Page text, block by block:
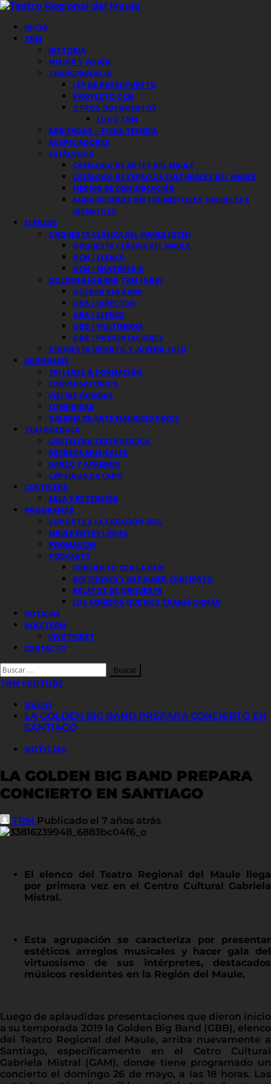
Saltar
contenido
Menú
principal
INICIO
TRM
HISTORIA
MISIÓN Y VISIÓN
TRANSPARENCIA
LEY DE PRESUPUESTO
PROYECTO OCM
OTROS DOCUMENTOS
LOGO TRM
ARRIENDOS – FICHA TÉCNICA
AUSPICIADORES
CATÁLOGOS
CATÁLOGO DE ARTES DEL MAULE
CATÁLOGO DE ESPACIOS CULTURALES DEL MAULE
MEDIOS DE COMUNICACIÓN
AGRUPACIONES INSTRUMENTALES JUVENILES E
INFANTILES
ELENCOS
ORQUESTA CLÁSICA DEL MAULE (OCM)
ORQUESTA CLÁSICA DEL MAULE
OCM / ELENCO
OCM / MULTIMEDIA
GOLDEN BIG BAND TRM (GBB)
GOLDEN BIG BAND
GBB / DIRECTOR
GBB / ELENCO
GBB / MULTIMEDIA
GBB / PRESENTACIONES
ORQUESTA INFANTIL Y JUVENIL (OIJ)
AUDIENCIAS
TALLERES & FORMACIÓN
CONVERSATORIOS
VISITAS GUIADAS
COMUNIDAD
GALERIA DE ARTE MAURICIO FROIS
TEATROEDUCA
CARTELERA TEATROEDUCA
RECREOS MUSICALES
DANZO Y APRENDO
CÁPSULAS DA CAPO
CARTELERA
SALA Y EXTENSIÓN
PROGRAMAS
SOPORTE A LA CREACIÓN 2026
MAULE ENTRE LÍNEAS
PROMAUCAE
PODCASTS
CONCIERTO CON LA OCM
BEETHOVEN Y MI PRIMER CONCIERTO
RELATOS DE ORQUESTA
LOS SONIDOS QUE NOS TRANSFORMAN
NOTICIAS
BOLETERÍA
VIVOTICKET
CONTACTO
Buscar
por:
TRM YOUTUBE
Inicio
LA GOLDEN BIG BAND PREPARA CONCIERTO EN
SANTIAGO
NOTICIAS
LA GOLDEN BIG BAND PREPARA
CONCIERTO EN SANTIAGO
TRM Publicado el 7 años atrás
El elenco del Teatro Regional del Maule llega
por primera vez en el Centro Cultural Gabriela
Mistral.
Esta agrupación se caracteriza por presentar
estéticos arreglos musicales y hacer gala del
virtuosismo de sus intérpretes, destacados
músicos residentes en la Región del Maule.
Luego de aplaudidas presentaciones que dieron inicio
a su temporada 2019 la Golden Big Band (GBB), elenco
del Teatro Regional del Maule, arriba nuevamente a
Santiago, específicamente en el Cetro Cultural
Gabriela Mistral (GAM), donde tiene programado un
concierto el domingo 26 de mayo, a las 18 horas. Las